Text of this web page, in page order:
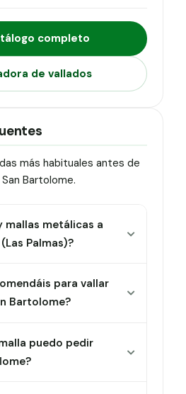
completo
de vallados
más habituales antes de
Bartolome.
mallas metálicas a
Palmas)?
para vallar
Bartolome?
puedo pedir